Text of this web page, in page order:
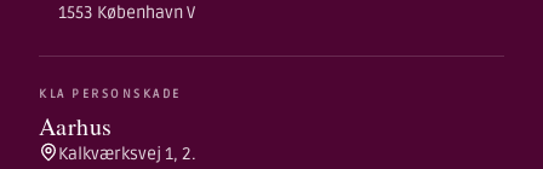
1553 København V
KLA PERSONSKADE
Aarhus
Kalkværksvej 1, 2.